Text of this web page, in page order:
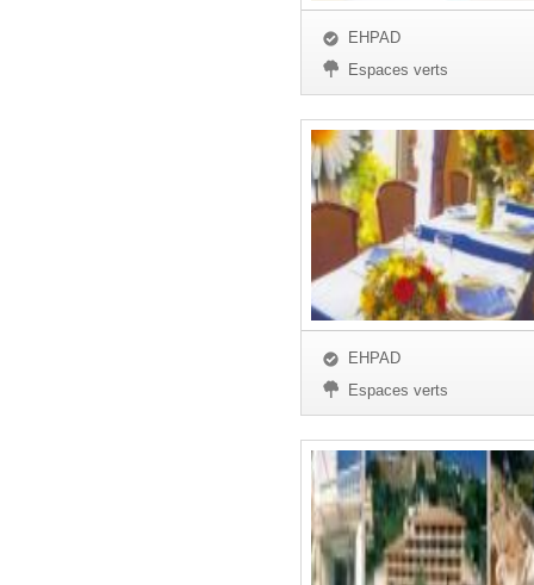
EHPAD
Espaces verts
EHPAD
Espaces verts